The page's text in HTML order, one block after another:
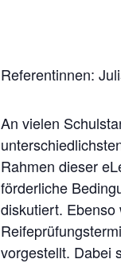
Referentinnen:
An vielen
Rahmen dieser
förderliche
diskutiert.
vorgestellt. Dabei